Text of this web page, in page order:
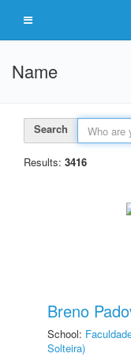
Name
Search
Results: 3416
Breno
School:
Solteira)